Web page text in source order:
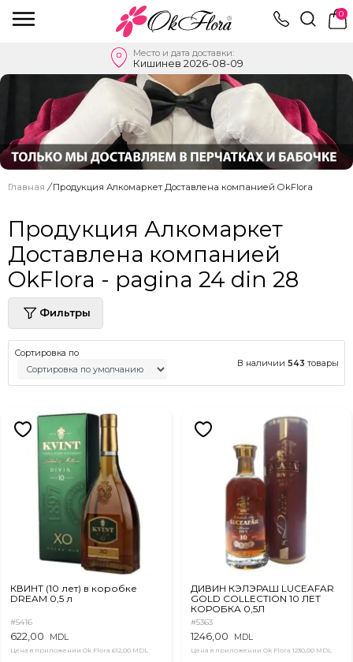
0
Место и дата доставки:
Кишинев 2026-08-09
Главная / Продукция Алкомаркет Доставлена ​​компанией OkFlora
Продукция Алкомаркет
Доставлена ​​компанией
OkFlora - pagina 24 din 28
Фильтры
Сортировка по
В наличии 543 товары
КВИНТ (10 лет) в коробке
DREAM 0,5 л
#5416
622,00 MDL
Цена в приложении Ok Flora 612,00 MDL
ДИВИН КЭЛЭРАШ LUCEAFAR
GOLD COLLECTION 10 ЛЕТ
КОРОБКА 0,5Л
#5363
1246,00 MDL
Цена в приложении Ok Flora 1230,00 MDL